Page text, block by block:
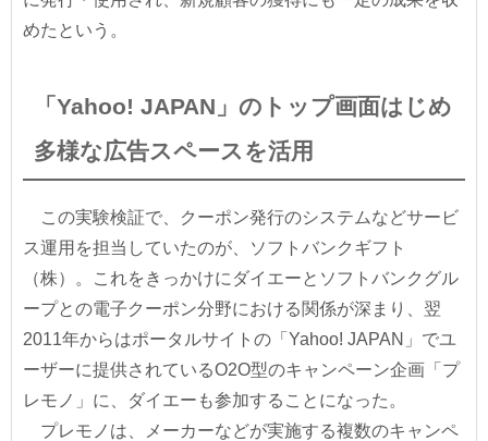
めたという。
「Yahoo! JAPAN」のトップ画面はじめ
多様な広告スペースを活用
この実験検証で、クーポン発行のシステムなどサービ
ス運用を担当していたのが、ソフトバンクギフト
（株）。これをきっかけにダイエーとソフトバンクグル
ープとの電子クーポン分野における関係が深まり、翌
2011年からはポータルサイトの「Yahoo! JAPAN」でユ
ーザーに提供されているO2O型のキャンペーン企画「プ
レモノ」に、ダイエーも参加することになった。
プレモノは、メーカーなどが実施する複数のキャンペ